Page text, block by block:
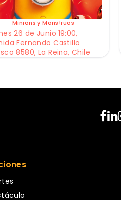
Minions y Monstruos
26 de Junio 19:00,
Fernando Castillo
8580, La Reina, Chile